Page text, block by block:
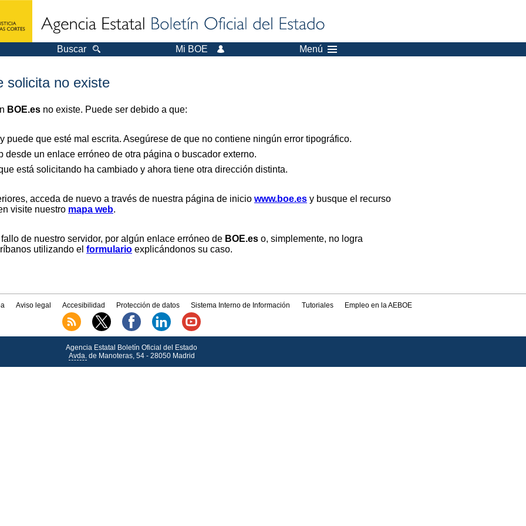
Buscar Mi BOE Menú
solicita no existe
BOE.es no existe. Puede ser debido a que:
puede que esté mal escrita. Asegúrese de que no contiene ningún error tipográfico.
desde un enlace erróneo de otra página o buscador externo.
está solicitando ha cambiado y ahora tiene otra dirección distinta.
acceda de nuevo a través de nuestra página de inicio www.boe.es y busque el recurso
visite nuestro mapa web.
de nuestro servidor, por algún enlace erróneo de BOE.es o, simplemente, no logra
utilizando el formulario explicándonos su caso.
Aviso legal Accesibilidad Protección de datos Sistema Interno de Información Tutoriales Empleo en la AEBOE
Agencia Estatal Boletín Oficial del Estado
Avda.de Manoteras, 54 - 28050 Madrid